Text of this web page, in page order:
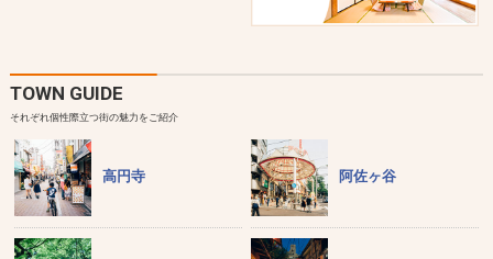
TOWN GUIDE
それぞれ個性際立つ街の魅力をご紹介
高円寺 阿佐ヶ谷